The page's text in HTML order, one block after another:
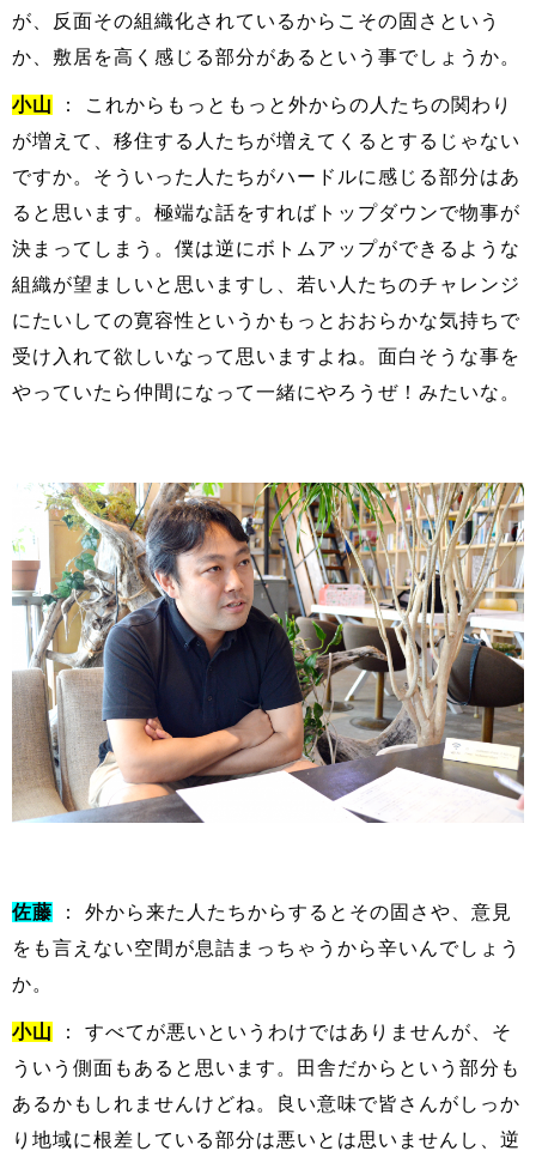
が、反面その組織化されているからこその固さという
か、敷居を高く感じる部分があるという事でしょうか。
小山
： これからもっともっと外からの人たちの関わり
が増えて、移住する人たちが増えてくるとするじゃない
ですか。そういった人たちがハードルに感じる部分はあ
ると思います。極端な話をすればトップダウンで物事が
決まってしまう。僕は逆にボトムアップができるような
組織が望ましいと思いますし、若い人たちのチャレンジ
にたいしての寛容性というかもっとおおらかな気持ちで
受け入れて欲しいなって思いますよね。面白そうな事を
やっていたら仲間になって一緒にやろうぜ！みたいな。
佐藤 ： 外から来た人たちからするとその固さや、意見
をも言えない空間が息詰まっちゃうから辛いんでしょう
か。
小山
： すべてが悪いというわけではありませんが、そ
ういう側面もあると思います。田舎だからという部分も
あるかもしれませんけどね。良い意味で皆さんがしっか
り地域に根差している部分は悪いとは思いませんし、逆